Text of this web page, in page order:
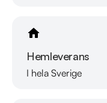
Hemleverans
I hela Sverige